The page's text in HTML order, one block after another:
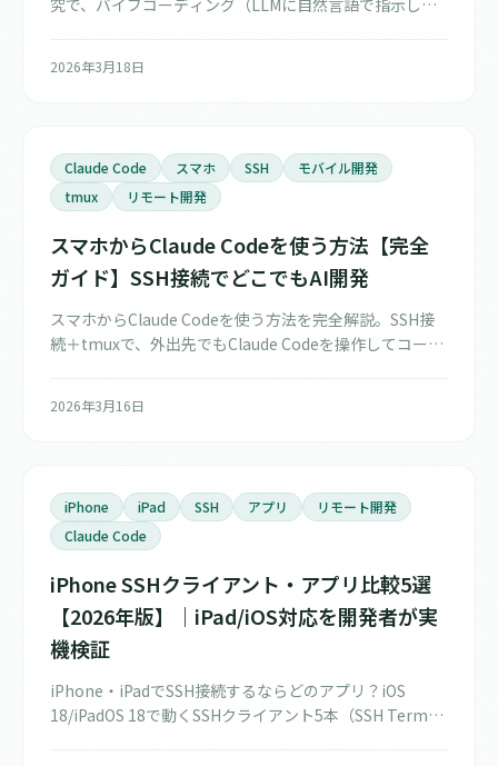
究で、バイブコーディング（LLMに自然言語で指示して
2026年3月18日
Claude Code スマホ SSH
モバイル開発
tmux
リモート開発
スマホからClaude Codeを使う方法【完全
ガイド】SSH接続でどこでもAI開発
スマホからClaude Codeを使う方法を完全解説。SSH接
続＋tmuxで、外出先でもClaude Codeを操作してコーデ
2026年3月16日
iPhone iPad SSH アプリ
リモート開発
Claude Code
iPhone SSHクライアント・アプリ比較5選
【2026年版】｜iPad/iOS対応を開発者が実
機検証
iPhone・iPadでSSH接続するならどのアプリ？iOS
18/iPadOS 18で動くSSHクライアント5本（SSH Term・